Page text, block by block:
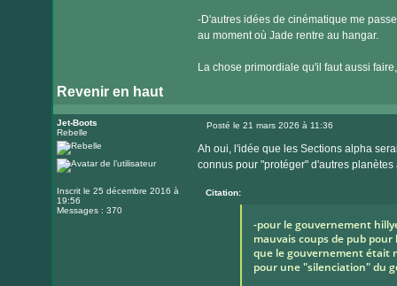
-D'autres idées de cinématique me
au moment où Jade rentre au hangar.
La chose primordiale qu'il faut aussi
Revenir en haut
Jet-Boots
Rebelle
Inscrit le 25 décembre 2016 à
19:56
Messages : 370
Posté le 21 mars 2026 à 11:36
Ah oui, l'idée que les Sections alpha
connus pour "protéger" d'autres
Citation:
-pour le gouvernement
mauvais coups de pub
que le gouvernement était
pour une "silenciation" du